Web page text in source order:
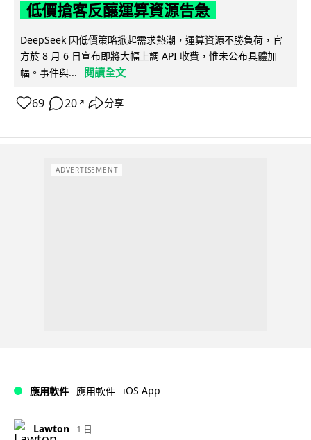
低價搶客反釀運算資源告急
DeepSeek 因低價策略掀起需求熱潮，運算資源不勝負荷，官
方於 8 月 6 日宣布即將大幅上調 API 收費，惟未公布具體加
幅。事件與...
閱讀全文
69 20 ↗ 分享
ADVERTISEMENT
應用軟件 應用軟件 iOS App
Lawton 1 日